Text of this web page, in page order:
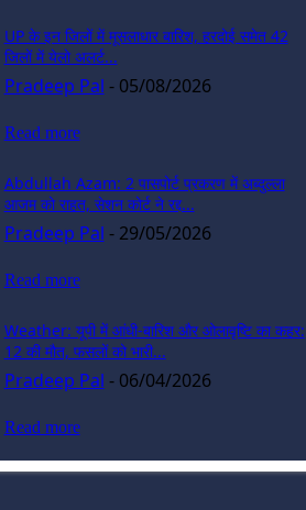
UP के इन जिलों में मूसलाधार बारिश, हरदोई समेत 42
जिलों में येलो अलर्ट...
Pradeep Pal - 05/08/2026
Read more
Abdullah Azam: 2 पासपोर्ट प्रकरण में अब्दुल्ला
आजम को राहत, सेशन कोर्ट ने रद्द...
Pradeep Pal - 29/05/2026
Read more
Weather: यूपी में आंधी-बारिश और ओलावृष्टि का कहर:
12 की मौत, फसलों को भारी...
Pradeep Pal - 06/04/2026
Read more